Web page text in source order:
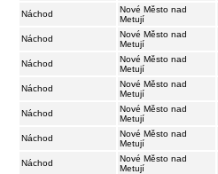
Náchod
Nové Město nad
Metují
Náchod
Nové Město nad
Metují
Náchod
Nové Město nad
Metují
Náchod
Nové Město nad
Metují
Náchod
Nové Město nad
Metují
Náchod
Nové Město nad
Metují
Náchod
Nové Město nad
Metují